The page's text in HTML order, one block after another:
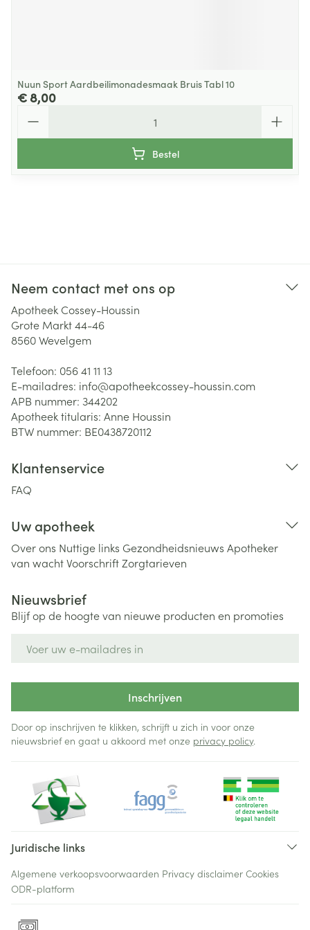
Nuun Sport Aardbeilimonadesmaak Bruis Tabl 10
€ 8,00
Bestel
Neem contact met ons op
Apotheek Cossey-Houssin
Grote Markt 44-46
8560Wevelgem
Telefoon: 056 41 11 13
E-mailadres: info@apotheekcossey-houssin.com
APB nummer: 344202
Apotheek titularis: Anne Houssin
BTW nummer: BE0438720112
Klantenservice
FAQ
Uw apotheek
Over ons Nuttige links Gezondheidsnieuws Apotheker
van wachtVoorschriftZorgtarieven
Nieuwsbrief
Blijf op de hoogte van nieuwe producten en promoties
Inschrijven
Door op inschrijven te klikken, schrijft u zich in voor onze
nieuwsbrief en gaat u akkoord met onze privacy policy.
Juridische links
Algemene verkoopsvoorwaarden Privacy disclaimer Cookies
ODR-platform